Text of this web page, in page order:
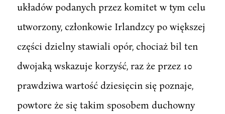
układów podanych przez komitet w tym celu
utworzony, członkowie Irlandzcy po większej
części dzielny stawiali opór, chociaż bil ten
dwojaką wskazuje korzyść, raz że przez 10
prawdziwa wartość dziesięcin się poznaje,
powtore że się takim sposobem duchowny